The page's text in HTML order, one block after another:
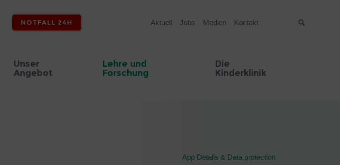
NOTFALL 24H Aktuell Jobs Medien Kontakt
Unser
Angebot
Lehre und
Forschung
Die
Kinderklinik
App Details & Data protection